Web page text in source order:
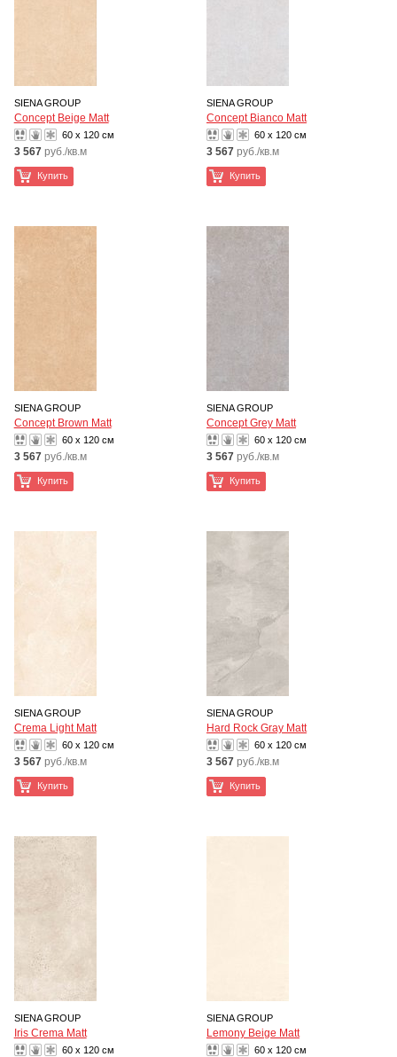
SIENA GROUP
Concept Beige Matt
60 x 120 см
3 567 руб./кв.м
Купить
SIENA GROUP
Concept Bianco Matt
60 x 120 см
3 567 руб./кв.м
Купить
SIENA GROUP
Concept Brown Matt
60 x 120 см
3 567 руб./кв.м
Купить
SIENA GROUP
Concept Grey Matt
60 x 120 см
3 567 руб./кв.м
Купить
SIENA GROUP
Crema Light Matt
60 x 120 см
3 567 руб./кв.м
Купить
SIENA GROUP
Hard Rock Gray Matt
60 x 120 см
3 567 руб./кв.м
Купить
SIENA GROUP
Iris Crema Matt
60 x 120 см
SIENA GROUP
Lemony Beige Matt
60 x 120 см